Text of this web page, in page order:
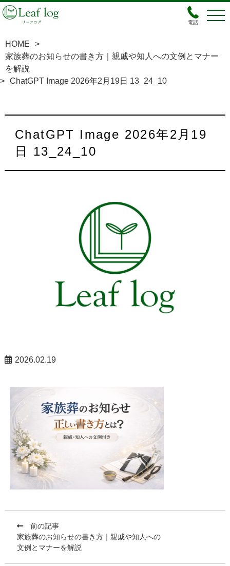
電話
HOME
>
家族葬のお知らせの書き方｜親戚や知人への文例とマナー
を解説
> ChatGPT Image 2026年2月19日 13_24_10
ChatGPT Image 2026年2月19
日 13_24_10
2026.02.19
前の記事
家族葬のお知らせの書き方｜親戚や知人への
文例とマナーを解説